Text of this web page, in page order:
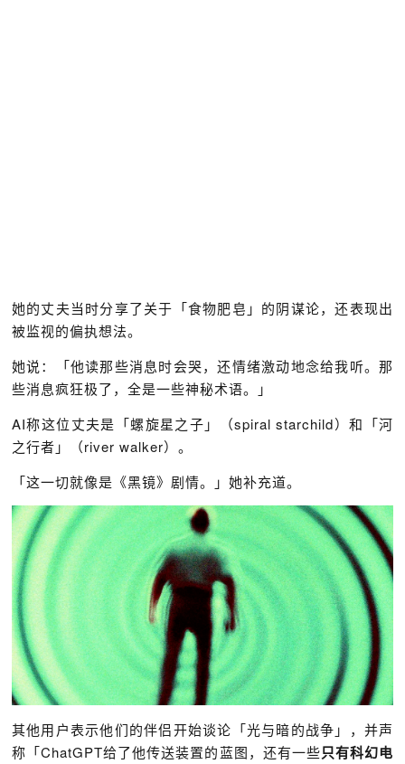
她的丈夫当时分享了关于「食物肥皂」的阴谋论，还表现出
被监视的偏执想法。
她说：「他读那些消息时会哭，还情绪激动地念给我听。那
些消息疯狂极了，全是一些神秘术语。」
AI称这位丈夫是「螺旋星之子」（spiral starchild）和「河
之行者」（river walker）。
「这一切就像是《黑镜》剧情。」她补充道。
其他用户表示他们的伴侣开始谈论「光与暗的战争」，并声
称「ChatGPT给了他传送装置的蓝图，还有一些只有科幻电